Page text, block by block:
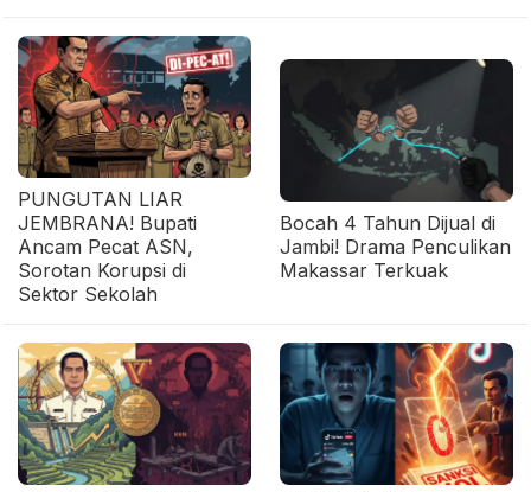
PUNGUTAN LIAR
JEMBRANA! Bupati
Ancam Pecat ASN,
Sorotan Korupsi di
Sektor Sekolah
Bocah 4 Tahun Dijual di
Jambi! Drama Penculikan
Makassar Terkuak